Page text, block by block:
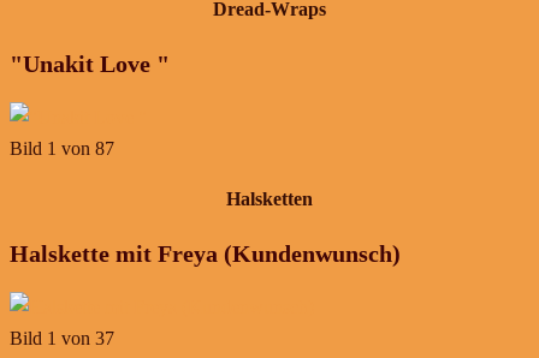
Dread-Wraps
"Unakit Love "
Bild 1 von 87
Halsketten
Halskette mit Freya (Kundenwunsch)
Bild 1 von 37